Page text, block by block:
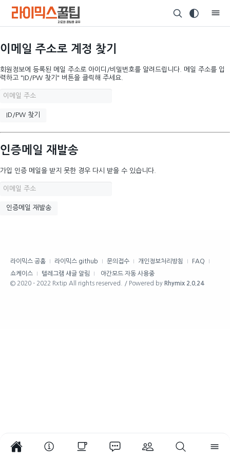
이메일 주소로 계정 찾기
회원정보에 등록된 메일 주소로 아이디/비밀번호를 알려드립니다. 메일 주소를 입
력하고 "ID/PW 찾기" 버튼을 클릭해 주세요.
인증메일 재발송
가입 인증 메일을 받지 못한 경우 다시 받을 수 있습니다.
라이믹스 공홈 라이믹스 github 문의접수 개인정보처리방침
FAQ
쇼케이스
텔레그램 새글 알림
야간모드 자동 사용중
© 2020 - 2022 Rxtip All rights reserved. / Powered by Rhymix 2.0.24